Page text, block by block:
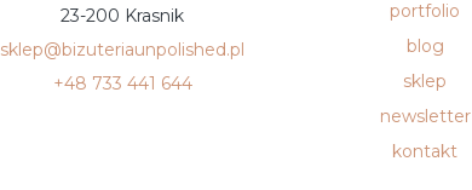
23-200 Krasnik
sklep@bizuteriaunpolished.pl
+48 733 441 644
portfolio
blog
sklep
newsletter
kontakt